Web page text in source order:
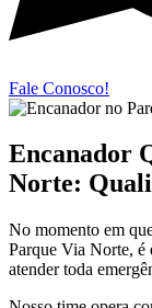
Fale Conosco!
Encanador
Norte:
No momento em
Parque Via Norte, é
atender toda